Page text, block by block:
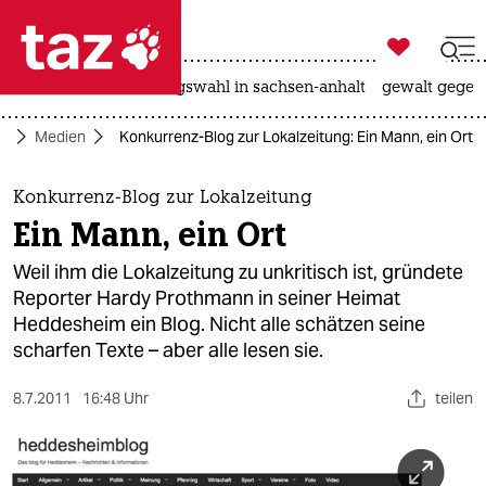
 taz zahl ich
taz zahl ich
themen
politik
öko
gesellschaft
kultur
sport

taz zahl ich
landtagswahl in sachsen-anhalt gewalt
Medien Konkurrenz-Blog zur Lokalzeitung: Ein Mann, ein Ort
Konkurrenz-Blog zur Lokalzeitung
Ein Mann, ein Ort
Weil ihm die Lokalzeitung zu unkritisch ist, gründete
Reporter Hardy Prothmann in seiner Heimat
Heddesheim ein Blog. Nicht alle schätzen seine
scharfen Texte – aber alle lesen sie.
8.7.2011 16:48 Uhr teilen